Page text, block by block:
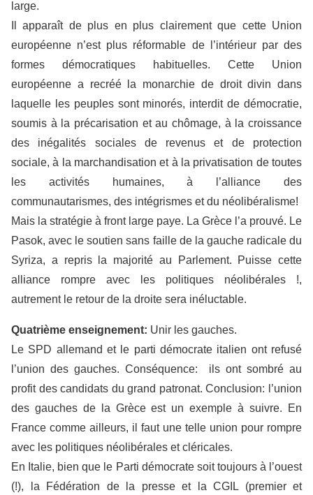
large.
Il apparaît de plus en plus clairement que cette Union
européenne n’est plus réformable de l’intérieur par des
formes démocratiques habituelles. Cette Union
européenne a recréé la monarchie de droit divin dans
laquelle les peuples sont minorés, interdit de démocratie,
soumis à la précarisation et au chômage, à la croissance
des inégalités sociales de revenus et de protection
sociale, à la marchandisation et à la privatisation de toutes
les activités humaines, à l’alliance des
communautarismes, des intégrismes et du néolibéralisme!
Mais la stratégie à front large paye. La Grèce l’a prouvé. Le
Pasok, avec le soutien sans faille de la gauche radicale du
Syriza, a repris la majorité au Parlement. Puisse cette
alliance rompre avec les politiques néolibérales !,
autrement le retour de la droite sera inéluctable.
Quatrième enseignement: Unir les gauches.
Le SPD allemand et le parti démocrate italien ont refusé
l’union des gauches. Conséquence: ils ont sombré au
profit des candidats du grand patronat. Conclusion: l’union
des gauches de la Grèce est un exemple à suivre. En
France comme ailleurs, il faut une telle union pour rompre
avec les politiques néolibérales et cléricales.
En Italie, bien que le Parti démocrate soit toujours à l’ouest
(!), la Fédération de la presse et la CGIL (premier et